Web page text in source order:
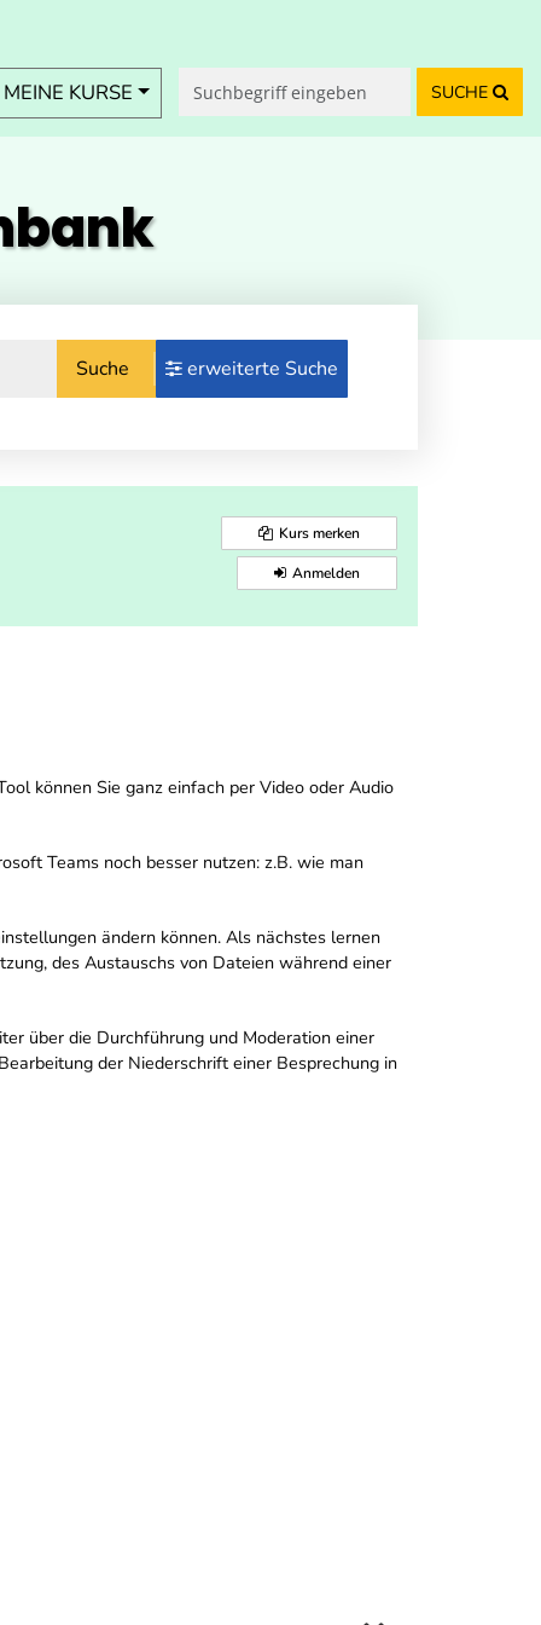
KURSE SUCHE
Suche erweiterte Suche
Kurs merken
Anmelden
können Sie ganz einfach per Video oder Audio
Teams noch besser nutzen: z.B. wie man
ändern können. Als nächstes lernen
des Austauschs von Dateien während einer
über die Durchführung und Moderation einer
der Niederschrift einer Besprechung in